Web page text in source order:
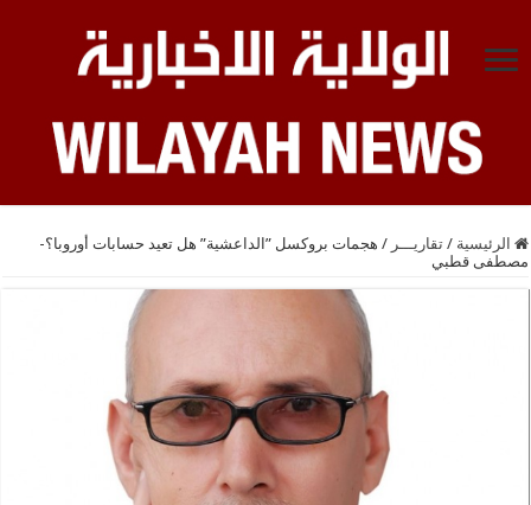
الرئيسية / تقاريـــر / هجمات بروكسل ”الداعشية” هل تعيد حسابات أوروبا؟-
مصطفى قطبي